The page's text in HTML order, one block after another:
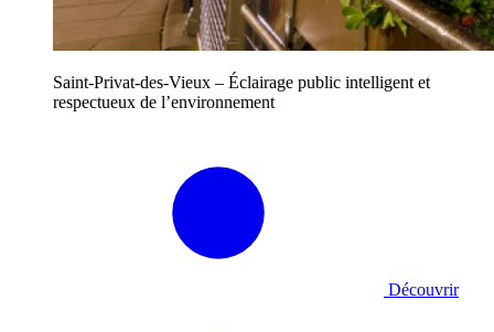
Saint-Privat-des-Vieux – Éclairage public intelligent et
respectueux de l’environnement
Découvrir